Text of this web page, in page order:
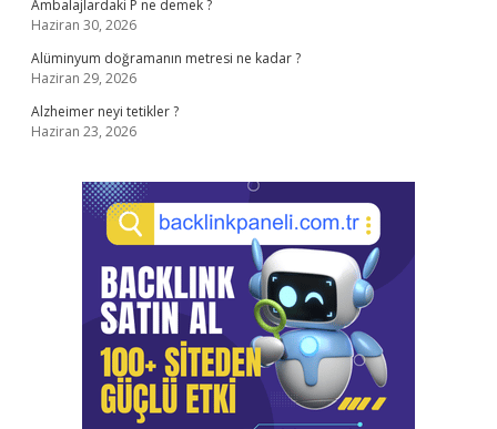
Ambalajlardaki P ne demek ?
Haziran 30, 2026
Alüminyum doğramanın metresi ne kadar ?
Haziran 29, 2026
Alzheimer neyi tetikler ?
Haziran 23, 2026